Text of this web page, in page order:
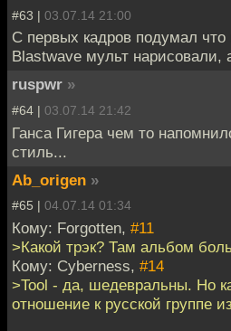
#63 | 03.07.14 21:00
С первых кадров подумал что
Blastwave мульт нарисовали,
ruspwr »
#64 | 03.07.14 21:42
Ганса Гигера чем то
стиль...
Ab_origen »
#65 | 04.07.14 01:34
Кому: Forgotten, #11
>Какой трэк? Там альбом
Кому: Cyberness, #14
>Tool - да, шедевральны. Но
отношение к русской группе